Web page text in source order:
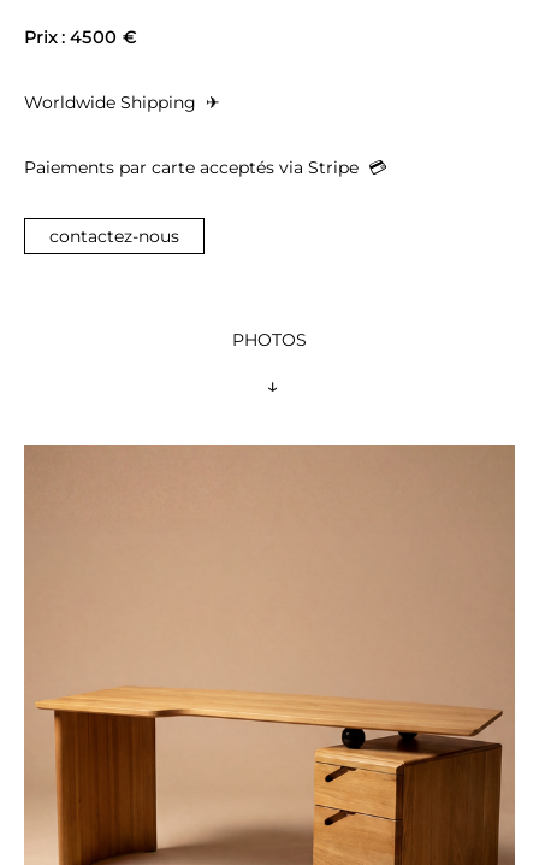
Prix : 4500 €
Worldwide Shipping ✈︎
Paiements par carte acceptés via Stripe 💳︎
contactez-nous
PHOTOS
↓